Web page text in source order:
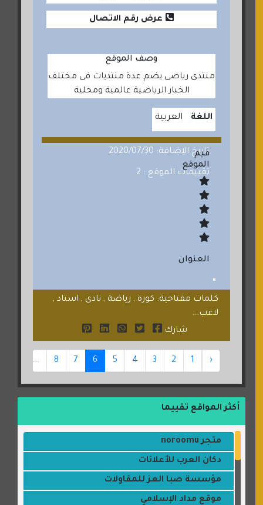
عرض رقم الاتصال
وصف الموقع
منتدى رياضى يضم عدة منتديات فى مختلف
الخبار الرياضية عالمية ومحلية
اللغة العربية
تاريخ الاضافة: 2020/07/30
تقييمات الموقع : 2
قيم
الموقع
العنوان
كلمات مفتاحية: كورة , رياضة , نادى , استاد ,
لاعب...
شارك
‹
1
2
3
4
5
6
7
8
...
أكثر المواقع تقييما
متجر noroomu
دكان العرب للأعلانات
مؤسسة صبا العز للمقاولات
موقع مداد الإسلامي